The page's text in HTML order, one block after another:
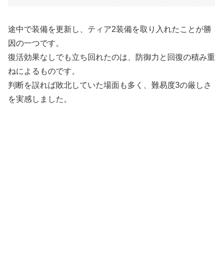
途中で装備を更新し、ティア2装備を取り入れたことが勝
因の一つです。
復活効果なしでも立ち回れたのは、防御力と回復の積み重
ねによるものです。
判断を誤れば敗北していた場面も多く、難易度3の厳しさ
を実感しました。